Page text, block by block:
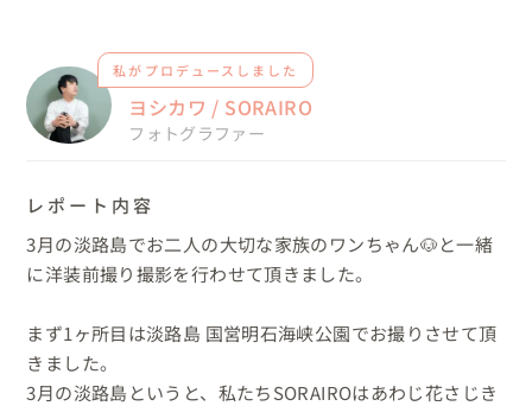
私がプロデュースしました
ヨシカワ / SORAIRO
フォトグラファー
レポート内容
3月の淡路島でお二人の大切な家族のワンちゃん🐶と一緒
に洋装前撮り撮影を行わせて頂きました。
まず1ヶ所目は淡路島 国営明石海峡公園でお撮りさせて頂
きました。
3月の淡路島というと、私たちSORAIROはあわじ花さじき